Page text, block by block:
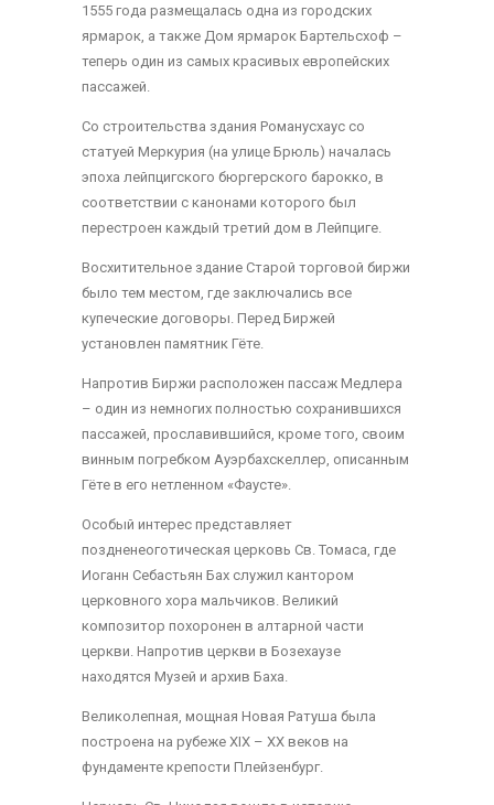
1555 года размещалась одна из городских
ярмарок, а также Дом ярмарок Бартельсхоф –
теперь один из самых красивых европейских
пассажей.
Со строительства здания Романусхаус со
статуей Меркурия (на улице Брюль) началась
эпоха лейпцигского бюргерского барокко, в
соответствии с канонами которого был
перестроен каждый третий дом в Лейпциге.
Восхитительное здание Старой торговой биржи
было тем местом, где заключались все
купеческие договоры. Перед Биржей
установлен памятник Гёте.
Напротив Биржи расположен пассаж Медлера
– один из немногих полностью сохранившихся
пассажей, прославившийся, кроме того, своим
винным погребком Ауэрбахскеллер, описанным
Гёте в его нетленном «Фаусте».
Особый интерес представляет
поздненеоготическая церковь Св. Томаса, где
Иоганн Себастьян Бах служил кантором
церковного хора мальчиков. Великий
композитор похоронен в алтарной части
церкви. Напротив церкви в Бозехаузе
находятся Музей и архив Баха.
Великолепная, мощная Новая Ратуша была
построена на рубеже XIX – XX веков на
фундаменте крепости Плейзенбург.